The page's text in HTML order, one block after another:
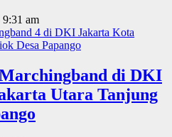
am
di DKI
Utara Tanjung